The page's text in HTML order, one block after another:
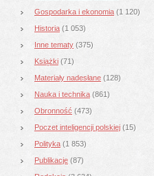
Gospodarka i ekonomia (1 120)
Historia (1 053)
Inne tematy (375)
Książki (71)
Materiały nadesłane (128)
Nauka i technika (861)
Obronność (473)
Poczet inteligencji polskiej (15)
Polityka (1 853)
Publikacje (87)